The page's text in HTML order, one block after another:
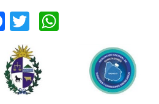
Facebook
Twitter